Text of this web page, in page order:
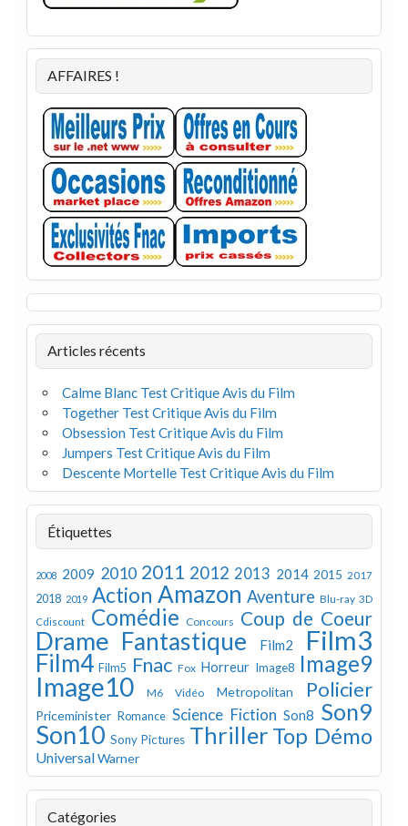
AFFAIRES !
Articles récents
Calme Blanc Test Critique Avis du Film
Together Test Critique Avis du Film
Obsession Test Critique Avis du Film
Jumpers Test Critique Avis du Film
Descente Mortelle Test Critique Avis du Film
Étiquettes
2008 2009 2010 2011 2012 2013 2014 2015 2017
2018 2019 Action Amazon Aventure Blu-ray 3D
Cdiscount Comédie Concours Coup de Coeur
Drame Fantastique Film2 Film3
Film4 Film5 Fnac Fox Horreur Image8 Image9
Image10 M6 Vidéo Metropolitan Policier
Priceminister Romance Science Fiction Son8 Son9
Son10 Sony Pictures Thriller Top Démo
UniversalWarner
Catégories